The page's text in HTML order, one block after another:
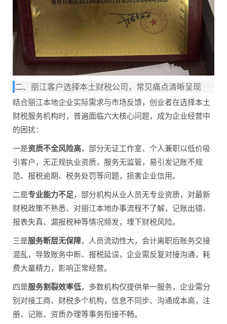
二、丽江客户选择本土财税公司，常见痛点清晰呈现
结合丽江本地企业实际需求与市场反馈，创业者在选择本土
财税服务机构时，普遍面临六大核心问题，成为企业经营中
的困扰：
一是资质不全风险高，部分无证工作室、个人兼职以低价吸
引客户，无正规执业资质，服务无监管，易引发记账不规
范、报税逾期、税务处罚等问题，损害企业信用。
二是专业能力不足，部分机构从业人员无专业资质，对最新
财税政策不熟悉、对丽江本地办事流程不了解，记账出错、
报表失真、漏报税种等情况频发，埋下财税风险。
三是服务断层无保障，人员流动性大，会计离职后账务交接
混乱，导致账务中断、报税延误，企业需反复对接沟通，耗
费大量精力，影响正常经营。
四是服务割裂效率低，多数机构仅提供单一服务，企业需分
别对接工商、财税多个机构，信息不同步、沟通成本高，注
册、记账、资质办理等事务衔接不畅。